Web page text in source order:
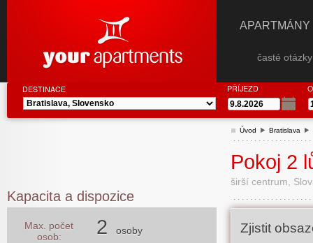
časté
DESTINACE PŘÍJEZD
Úvod Bratislava
Pokoj 2
širší centrum,
Zjistit
Kapacita a dispozice
Max. počet
osob:
2 osoby